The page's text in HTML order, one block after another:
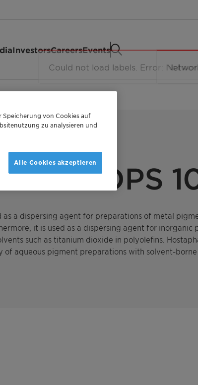
InvestorsCareersEvents
PAINTS & COATINGS INDUSTRY
OPS
as a dispersing agent for preparations of metal
it is used as a dispersing agent for inorganic
such as titanium dioxide in polyolefins.
aqueous pigment preparations with solvent-borne
Speicherung von Cookies auf
zu analysieren und
Alle Cookies akzeptieren